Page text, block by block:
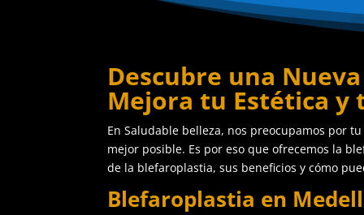
Descubre una
Mejora tu Estética y
En Saludable belleza, nos preocupamos por
mejor posible. Es por eso que ofrecemos la
de la blefaroplastia, sus beneficios y cómo
Blefaroplastia en